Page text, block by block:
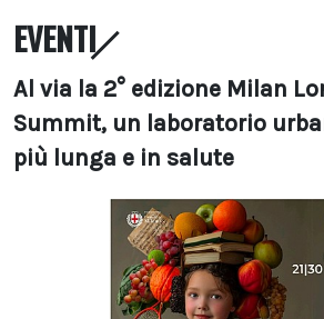
EVENTI
Al via la 2° edizione Milan
Summit, un laboratorio
più lunga e in salute